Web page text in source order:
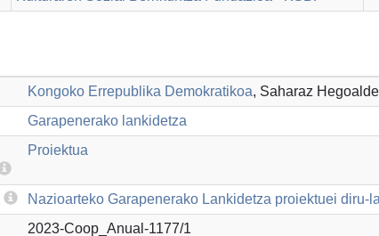
Kongoko Errepublika Demokratikoa, Saharaz
Garapenerako lankidetza
Proiektua
Nazioarteko Garapenerako Lankidetza proiektuei diru-
2023-Coop_Anual-1177/1